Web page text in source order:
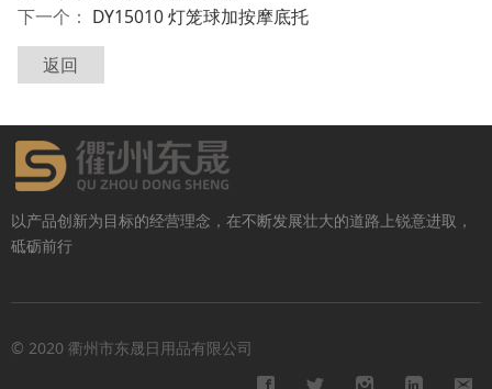
下一个： DY15010 灯笼球加按摩底托
返回
以产品创新为目标的经营理念，在不断发展壮大的道路上锐意进取，
砥砺前行
© 2020 衢州市东晟日用品有限公司